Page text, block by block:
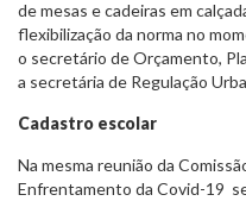
de mesas e cadeiras em
flexibilização da norma no
o secretário de Orçamento,
a secretária de Regulação
Cadastro escolar
Na mesma reunião da
Enfrentamento da Covid-19